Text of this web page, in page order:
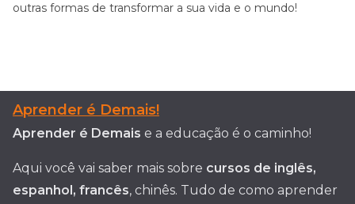
outras formas de transformar a sua vida e o mundo!
Aprender é Demais!
Aprender é Demais e a educação é o caminho!
Aqui você vai saber mais sobre cursos de inglês,
espanhol, francês, chinês. Tudo de como aprender